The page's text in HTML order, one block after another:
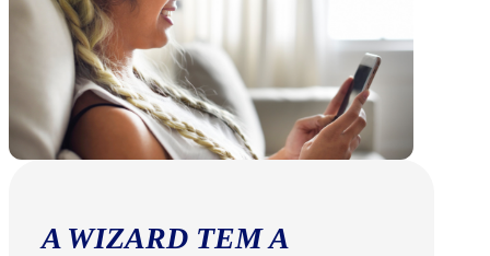
A WIZARD TEM A